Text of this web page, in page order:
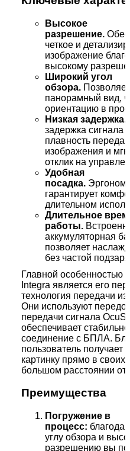
Высокое
разрешение.
четкое и
изображение
высокому
Широкий угол
обзора.
панорамный вид,
ориентацию в
Низкая задержка.
задержка сигнала
плавность
изображения и
отклик на
Удобная
посадка.
гарантирует
длительном
Длительное
работы.
аккумуляторная
позволяет
без частой
Главной особенностью
Integra является его
технология передачи
Они используют
передачи сигнала
обеспечивает
соединение с БПЛА.
пользователь
картинку прямо в своих
большом расстоянии от
Преимущества
Погружение в
процесс:
углу обзора и
разрешению вы